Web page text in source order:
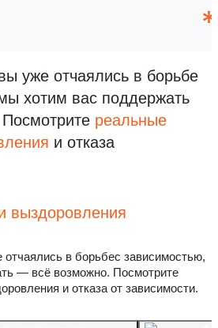
уже отчаялись в борьбе
хотим вас поддержать
Посмотрите реальные
и отказа
выздоровления
отчаялись в борьбес зависимостью,
— всё возможно. Посмотрите
и отказа от зависимости.